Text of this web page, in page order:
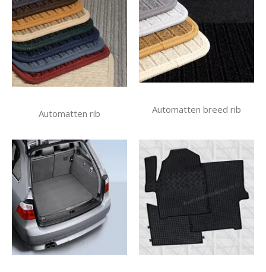
Automatten rib Automatten breed rib